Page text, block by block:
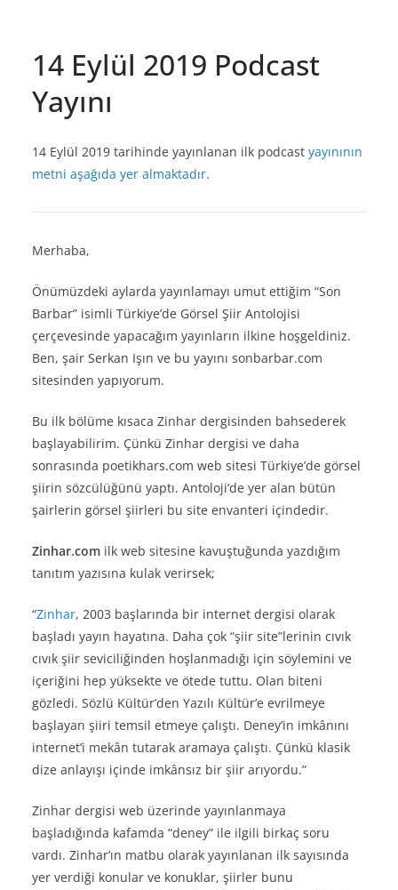
14 Eylül 2019 Podcast
Yayını
14 Eylül 2019 tarihinde yayınlanan ilk podcast yayınının
metni aşağıda yer almaktadır.
Merhaba,
Önümüzdeki aylarda yayınlamayı umut ettiğim “Son
Barbar” isimli Türkiye’de Görsel Şiir Antolojisi
çerçevesinde yapacağım yayınların ilkine hoşgeldiniz.
Ben, şair Serkan Işın ve bu yayını sonbarbar.com
sitesinden yapıyorum.
Bu ilk bölüme kısaca Zinhar dergisinden bahsederek
başlayabilirim. Çünkü Zinhar dergisi ve daha
sonrasında poetikhars.com web sitesi Türkiye’de görsel
şiirin sözcülüğünü yaptı. Antoloji’de yer alan bütün
şairlerin görsel şiirleri bu site envanteri içindedir.
Zinhar.com ilk web sitesine kavuştuğunda yazdığım
tanıtım yazısına kulak verirsek;
“Zinhar, 2003 başlarında bir internet dergisi olarak
başladı yayın hayatına. Daha çok “şiir site”lerinin cıvık
cıvık şiir seviciliğinden hoşlanmadığı için söylemini ve
içeriğini hep yüksekte ve ötede tuttu. Olan biteni
gözledi. Sözlü Kültür’den Yazılı Kültür’e evrilmeye
başlayan şiiri temsil etmeye çalıştı. Deney’in imkânını
internet’i mekân tutarak aramaya çalıştı. Çünkü klasik
dize anlayışı içinde imkânsız bir şiir arıyordu.”
Zinhar dergisi web üzerinde yayınlanmaya
başladığında kafamda “deney” ile ilgili birkaç soru
vardı. Zinhar’ın matbu olarak yayınlanan ilk sayısında
yer verdiği konular ve konuklar, şiirler bunu